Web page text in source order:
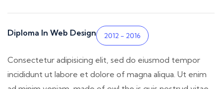
Diploma In Web Design 2012 - 2016
Consectetur adipisicing elit, sed do eiusmod tempor
incididunt ut labore et dolore of magna aliqua. Ut enim